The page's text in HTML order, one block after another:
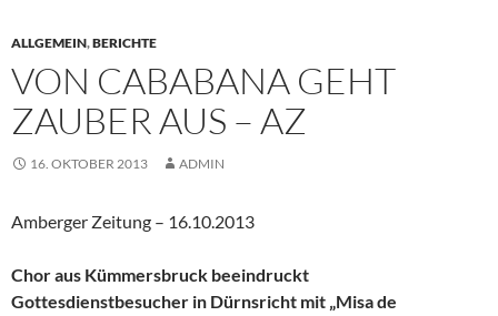
ALLGEMEIN,BERICHTE
VON CABABANA GEHT
ZAUBER AUS – AZ
16. OKTOBER 2013 ADMIN
Amberger Zeitung – 16.10.2013
Chor aus Kümmersbruck beeindruckt
Gottesdienstbesucher in Dürnsricht mit „Misa de